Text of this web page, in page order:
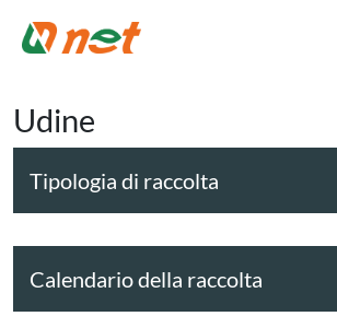
Udine
Tipologia di raccolta
Calendario della raccolta